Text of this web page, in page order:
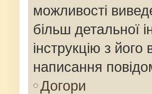
можливості
більш детальної
інструкцію з
написання
Догори